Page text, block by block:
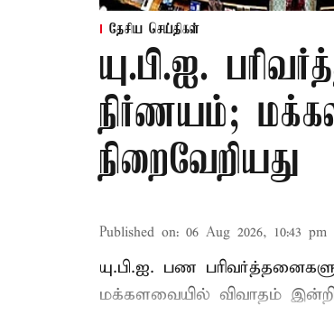
தேசிய செய்திகள்
யு.பி.ஐ.
நிர்ணயம்;
நிறைவேறியது
Published on: 06 Aug 2026, 10:43 pm
யு.பி.ஐ. பண
மக்களவையில் விவாதம் இன்றி